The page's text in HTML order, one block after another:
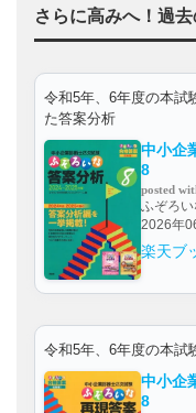
さらに高みへ！過
令和5年、6年度の本試
た答案分析
中小企
8
posted
ふぞろ
2026年
楽天ブ
令和5年、6年度の本試
中小企
8